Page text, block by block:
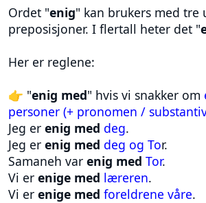
Ordet "enig" kan brukers med tre
preposisjoner. I flertall heter det "
Her er reglene:
👉 "enig med" hvis vi snakker om
personer (+ pronomen /
Jeg er enig med deg.
Jeg er enig med deg og Tor.
Samaneh var enig med Tor.
Vi er enige med læreren.
Vi er enige med foreldrene våre.